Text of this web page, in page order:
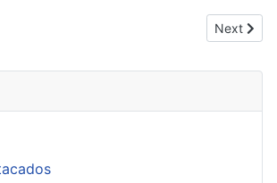
de Fernando Alcalde al CUD Next
Next